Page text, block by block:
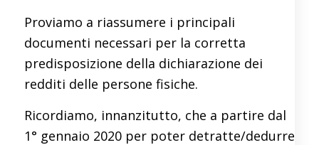
Proviamo a riassumere i principali
documenti necessari per la corretta
predisposizione della dichiarazione dei
redditi delle persone fisiche.
Ricordiamo, innanzitutto, che a partire dal
1° gennaio 2020 per poter detratte/dedurre